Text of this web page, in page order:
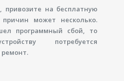
привозите на бесплатную
причин может несколько.
программный сбой, то
потребуется